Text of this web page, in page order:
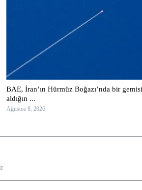
BAE, İran’ın Hürmüz Boğazı’nda bir
aldığın ...
Ağustos 8, 2026